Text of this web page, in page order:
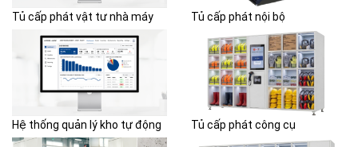
Tủ cấp phát vật tư nhà máy Tủ cấp phát nội bộ
Hệ thống quản lý kho tự động Tủ cấp phát công cụ